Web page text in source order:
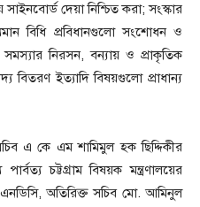
দেয়া নিশ্চিত করা; সংস্কার
বিধি প্রবিধানগুলো সংশোধন ও
নিরসন, বন্যায় ও প্রাকৃতিক
বিতরণ ইত্যাদি বিষয়গুলো প্রাধান্য
সচিব এ কে এম শামিমুল হক ছিদ্দিকীর
চট্টগ্রাম বিষয়ক মন্ত্রণালয়ের
অতিরিক্ত সচিব মো. আমিনুল